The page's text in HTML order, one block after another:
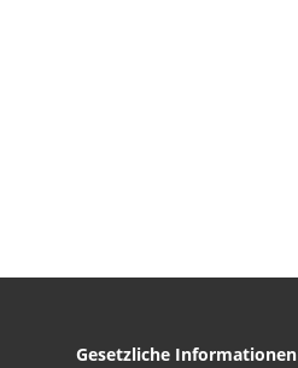
Gesetzliche Informationen